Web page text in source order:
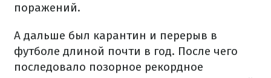
поражений.
А дальше был карантин и перерыв в
футболе длиной почти в год. После чего
последовало позорное рекордное